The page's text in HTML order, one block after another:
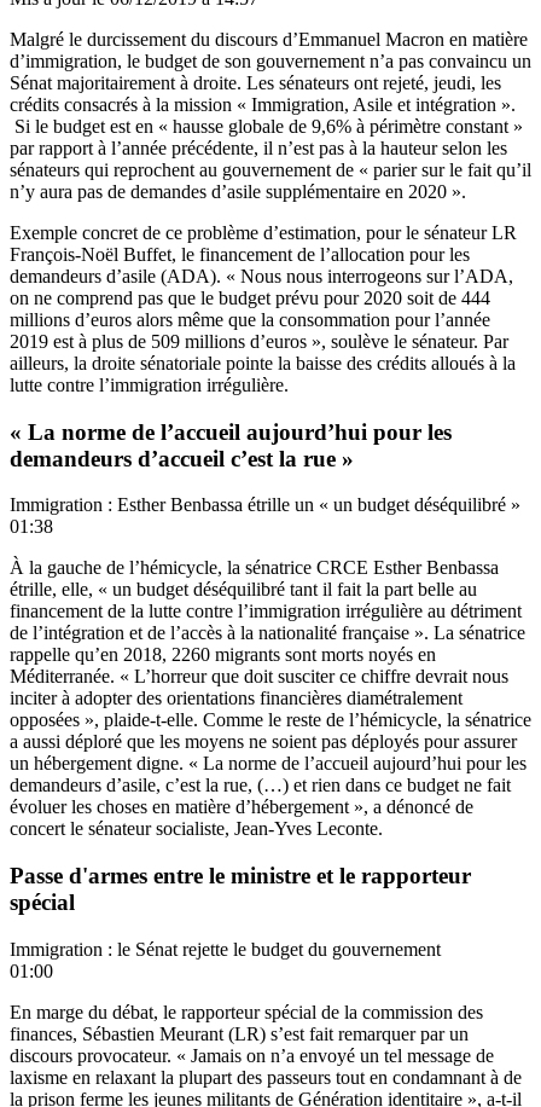
Malgré le durcissement du discours d’Emmanuel Macron en matière
d’immigration, le budget de son gouvernement n’a pas convaincu un
Sénat majoritairement à droite. Les sénateurs ont rejeté, jeudi, les
crédits consacrés à la mission « Immigration, Asile et intégration ».
Si le budget est en « hausse globale de 9,6% à périmètre constant »
par rapport à l’année précédente, il n’est pas à la hauteur selon les
sénateurs qui reprochent au gouvernement de « parier sur le fait qu’il
n’y aura pas de demandes d’asile supplémentaire en 2020 ».
Exemple concret de ce problème d’estimation, pour le sénateur LR
François-Noël Buffet, le financement de l’allocation pour les
demandeurs d’asile (ADA). « Nous nous interrogeons sur l’ADA,
on ne comprend pas que le budget prévu pour 2020 soit de 444
millions d’euros alors même que la consommation pour l’année
2019 est à plus de 509 millions d’euros », soulève le sénateur. Par
ailleurs, la droite sénatoriale pointe la baisse des crédits alloués à la
lutte contre l’immigration irrégulière.
« La norme de l’accueil aujourd’hui pour les
demandeurs d’accueil c’est la rue »
Immigration : Esther Benbassa étrille un « un budget déséquilibré »
01:38
À la gauche de l’hémicycle, la sénatrice CRCE Esther Benbassa
étrille, elle, « un budget déséquilibré tant il fait la part belle au
financement de la lutte contre l’immigration irrégulière au détriment
de l’intégration et de l’accès à la nationalité française ». La sénatrice
rappelle qu’en 2018, 2260 migrants sont morts noyés en
Méditerranée. « L’horreur que doit susciter ce chiffre devrait nous
inciter à adopter des orientations financières diamétralement
opposées », plaide-t-elle. Comme le reste de l’hémicycle, la sénatrice
a aussi déploré que les moyens ne soient pas déployés pour assurer
un hébergement digne. « La norme de l’accueil aujourd’hui pour les
demandeurs d’asile, c’est la rue, (…) et rien dans ce budget ne fait
évoluer les choses en matière d’hébergement », a dénoncé de
concert le sénateur socialiste, Jean-Yves Leconte.
Passe d'armes entre le ministre et le rapporteur
spécial
Immigration : le Sénat rejette le budget du gouvernement
01:00
En marge du débat, le rapporteur spécial de la commission des
finances, Sébastien Meurant (LR) s’est fait remarquer par un
discours provocateur. « Jamais on n’a envoyé un tel message de
laxisme en relaxant la plupart des passeurs tout en condamnant à de
la prison ferme les jeunes militants de Génération identitaire », a-t-il